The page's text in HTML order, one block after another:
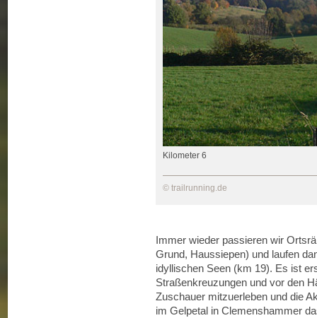
Kilometer 6
© trailrunning.de
Immer wieder passieren wir
Grund, Haussiepen) und laufen
idyllischen Seen (km 19). Es ist
Straßenkreuzungen und vor den
Zuschauer mitzuerleben und die
im Gelpetal in Clemenshammer